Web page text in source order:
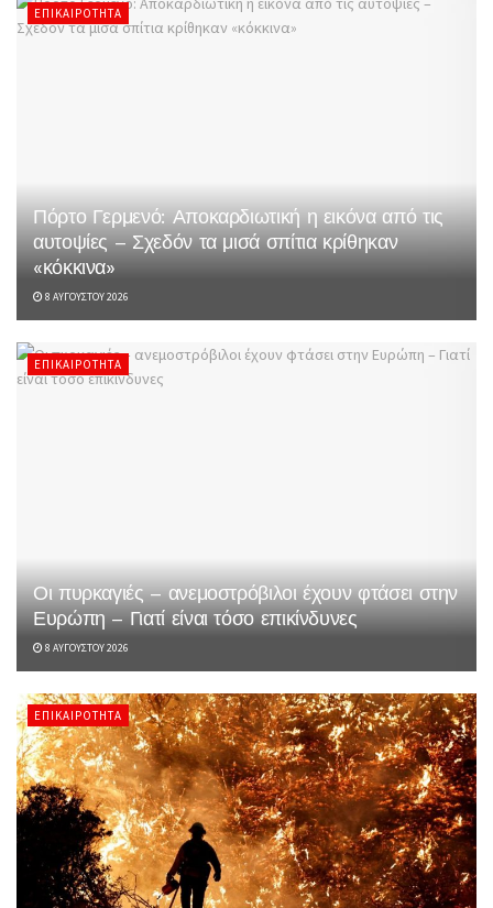
ΕΠΙΚΑΙΡΌΤΗΤΑ
Πόρτο Γερμενό: Αποκαρδιωτική η εικόνα από τις
αυτοψίες – Σχεδόν τα μισά σπίτια κρίθηκαν
«κόκκινα»
8 ΑΥΓΟΎΣΤΟΥ 2026
ΕΠΙΚΑΙΡΌΤΗΤΑ
Οι πυρκαγιές – ανεμοστρόβιλοι έχουν φτάσει στην
Ευρώπη – Γιατί είναι τόσο επικίνδυνες
8 ΑΥΓΟΎΣΤΟΥ 2026
ΕΠΙΚΑΙΡΌΤΗΤΑ